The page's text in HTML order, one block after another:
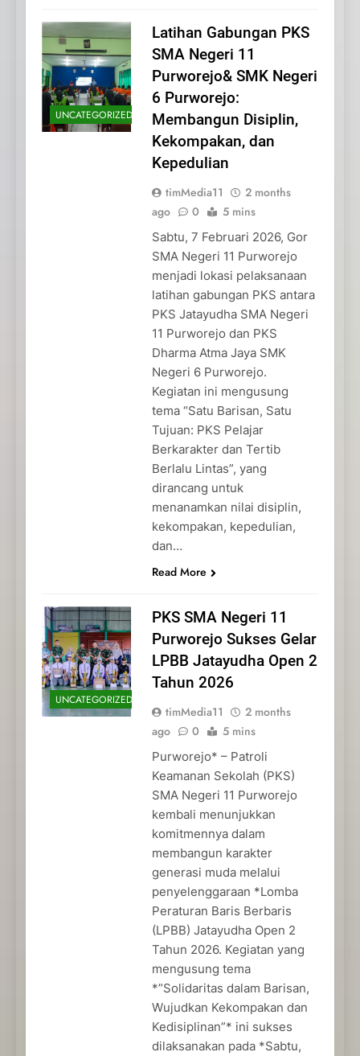
UNCATEGORIZED
Latihan Gabungan PKS
SMA Negeri 11
Purworejo& SMK Negeri
6 Purworejo:
Membangun Disiplin,
Kekompakan, dan
Kepedulian
timMedia11
2 months
ago
0 5 mins
Sabtu, 7 Februari 2026, Gor
SMA Negeri 11 Purworejo
menjadi lokasi pelaksanaan
latihan gabungan PKS antara
PKS Jatayudha SMA Negeri
11 Purworejo dan PKS
Dharma Atma Jaya SMK
Negeri 6 Purworejo.
Kegiatan ini mengusung
tema “Satu Barisan, Satu
Tujuan: PKS Pelajar
Berkarakter dan Tertib
Berlalu Lintas”, yang
dirancang untuk
menanamkan nilai disiplin,
kekompakan, kepedulian,
dan…
Read More
UNCATEGORIZED
PKS SMA Negeri 11
Purworejo Sukses Gelar
LPBB Jatayudha Open 2
Tahun 2026
timMedia11
2 months
ago
0 5 mins
Purworejo* – Patroli
Keamanan Sekolah (PKS)
SMA Negeri 11 Purworejo
kembali menunjukkan
komitmennya dalam
membangun karakter
generasi muda melalui
penyelenggaraan *Lomba
Peraturan Baris Berbaris
(LPBB) Jatayudha Open 2
Tahun 2026. Kegiatan yang
mengusung tema
*”Solidaritas dalam Barisan,
Wujudkan Kekompakan dan
Kedisiplinan”* ini sukses
dilaksanakan pada *Sabtu,